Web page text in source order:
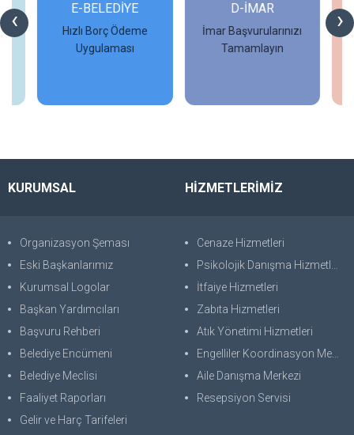
‹ ›
E-BELEDİYE
Hızlı Borç Ödeme
Uygulaması
D-İMAR
İmar Başvurularınızı
Tamamlayın
KURUMSAL
Organizasyon Şeması
Eski Başkanlarımız
Kurumsal Logolar
Başkan Yardımcıları
Başvuru Rehberi
Belediye Encümeni
Belediye Meclisi
Faaliyet Raporları
Gelir ve Harç Tarifeleri
HİZMETLERİMİZ
Cenaze Hizmetleri
Psikolojik Danışma Hizmetleri
İtfaiye Hizmetleri
Zabıta Hizmetleri
Atık Yönetimi Hizmetleri
Engelliler Koordinasyon Merkezi
Aile Danışma Merkezi
Resepsiyon Servisi